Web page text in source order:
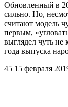
Обновленный в
сильно. Но,
считают модель
первым,
выглядел чуть
года выпуска
45 15 февраля